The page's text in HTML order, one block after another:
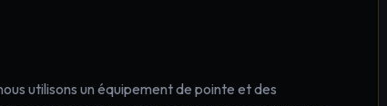
utilisons un équipement de pointe et des